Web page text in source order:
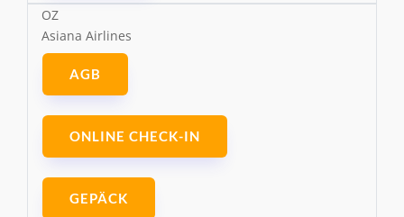
OZ
Asiana Airlines
AGB
ONLINE CHECK-IN
GEPÄCK